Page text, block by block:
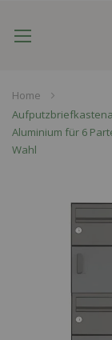
Home
Aluminium für 6
Wahl